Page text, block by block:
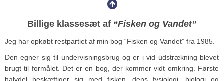
Billige klassesæt af “Fisken og Vandet”
Jeg har opkøbt restpartiet af min bog “Fisken og Vandet” fra 1985.
Den egner sig til undervisningsbrug og er i vid udstrækning blevet
brugt til formålet. Det er en bog, der kommer vidt omkring. Første